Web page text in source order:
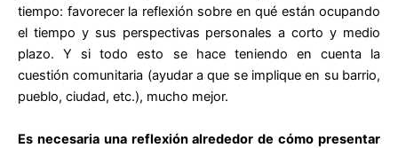
tiempo: favorecer la reflexión sobre en qué están ocupando
el tiempo y sus perspectivas personales a corto y medio
plazo. Y si todo esto se hace teniendo en cuenta la
cuestión comunitaria (ayudar a que se implique en su barrio,
pueblo, ciudad, etc.), mucho mejor.
Es necesaria una reflexión alrededor de cómo presentar